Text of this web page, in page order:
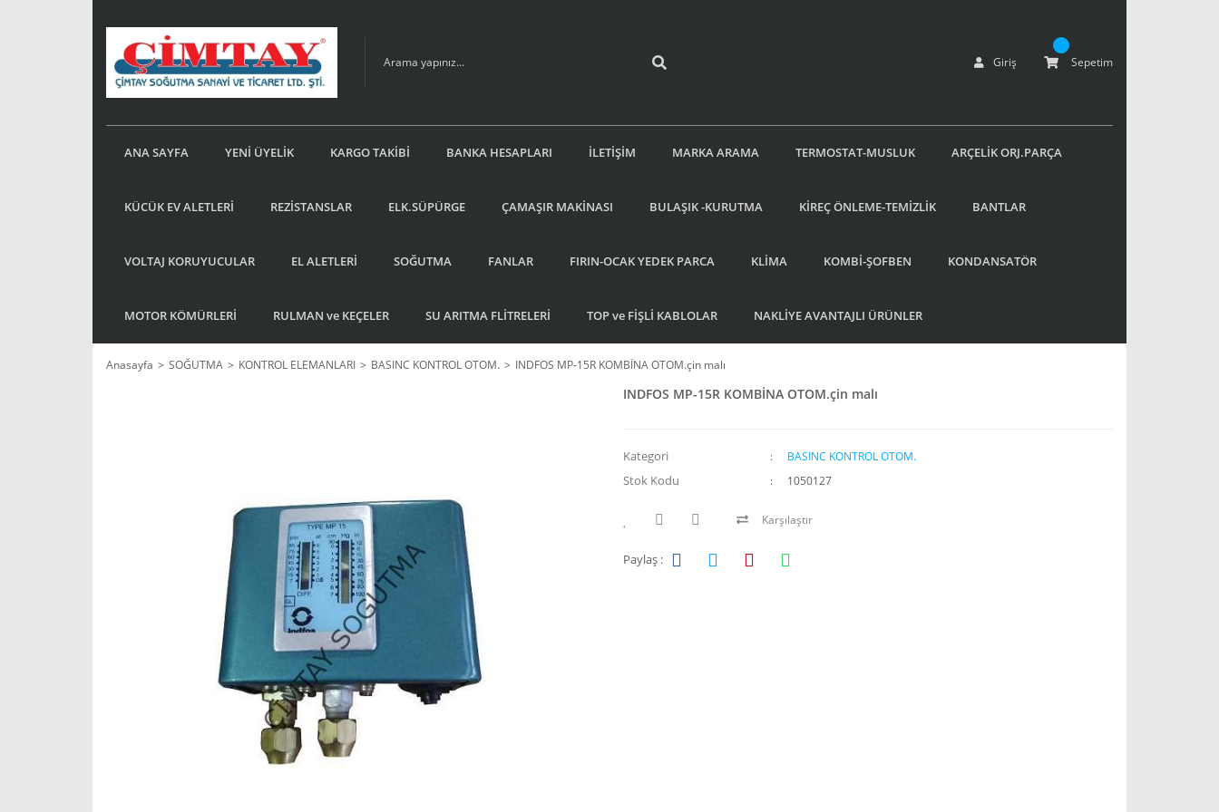
Giriş Sepetim
ANA SAYFA YENİ ÜYELİK KARGO TAKİBİ BANKA HESAPLARI İLETİŞİM MARKA ARAMA TERMOSTAT-MUSLUK ARÇELİK ORJ.PARÇA
KÜCÜK EV ALETLERİ REZİSTANSLAR ELK.SÜPÜRGE ÇAMAŞIR MAKİNASI BULAŞIK -KURUTMA KİREÇ ÖNLEME-TEMİZLİK BANTLAR
VOLTAJ KORUYUCULAR EL ALETLERİ SOĞUTMA FANLAR FIRIN-OCAK YEDEK PARCA KLİMA KOMBİ-ŞOFBEN KONDANSATÖR
MOTOR KÖMÜRLERİ RULMAN ve KEÇELER SU ARITMA FLİTRELERİ TOP ve FİŞLİ KABLOLAR NAKLİYE AVANTAJLI ÜRÜNLER
Anasayfa SOĞUTMA KONTROL ELEMANLARI BASINC KONTROL OTOM. INDFOS MP-15R KOMBİNA OTOM.çin malı
INDFOS MP-15R KOMBİNA OTOM.çin malı
Kategori BASINC KONTROL OTOM.
Stok Kodu 1050127
Karşılaştır
Paylaş :